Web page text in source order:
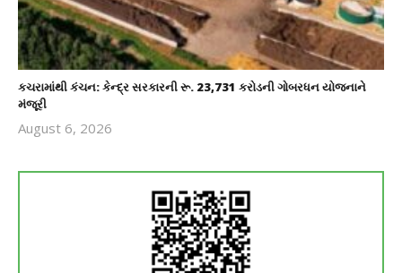
કચરામાંથી કંચન: કેન્દ્ર સરકારની રૂ. 23,731 કરોડની ગોબરધન યોજનાને
મંજૂરી
August 6, 2026